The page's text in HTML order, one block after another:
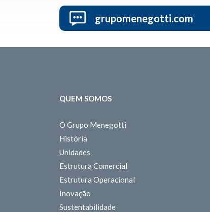
grupomenegotti.com
QUEM SOMOS
O Grupo Menegotti
História
Unidades
Estrutura Comercial
Estrutura Operacional
Inovação
Sustentabilidade